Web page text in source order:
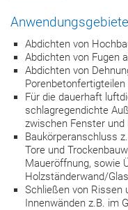
Anwendungsgebiete
Abdichten von
Abdichten von Fugen
Abdichten von
Porenbetonfertigteilen
Für die dauerhaft
schlagregendichte
zwischen Fenster und
Baukörperanschluss
Tore und
Maueröffnung, sowie
Holzständerwand/
Schließen von Rissen
Innenwänden z.B. im